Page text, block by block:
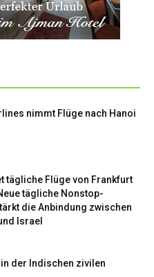
nimmt Flüge nach Hanoi
tägliche Flüge von Frankfurt
tägliche Nonstop-
die Anbindung zwischen
Israel
der Indischen zivilen